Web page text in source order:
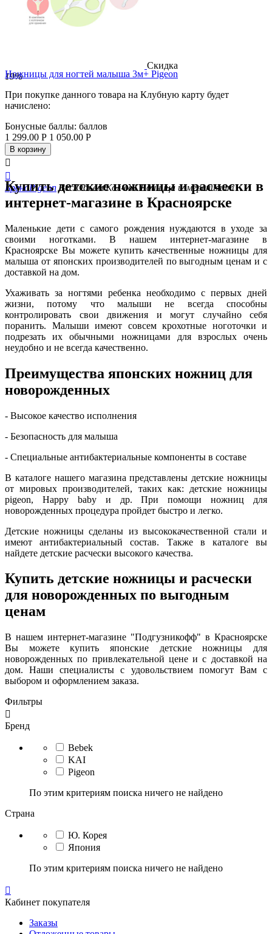
Скидка
19%
Ножницы для ногтей малыша 3м+ Pigeon
При покупке данного товара на Клубную карту будет
начислено:
Бонусные баллы: баллов
1 299.00 Р 1 050.00 Р
В корзину


БрендPigeon Вес/Объем/Кол-во1 Единица измеренияшт
Купить детские ножницы и расчески в
интернет-магазине в Красноярске
Маленькие дети с самого рождения нуждаются в уходе за
своими ноготками. В нашем интернет-магазине в
Красноярске Вы можете купить качественные ножницы для
малыша от японских производителей по выгодным ценам и с
доставкой на дом.
Ухаживать за ногтями ребенка необходимо с первых дней
жизни, потому что малыши не всегда способны
контролировать свои движения и могут случайно себя
поранить. Малыши имеют совсем крохотные ноготочки и
подрезать их обычными ножницами для взрослых очень
неудобно и не всегда качественно.
Преимущества японских ножниц для
новорожденных
- Высокое качество исполнения
- Безопасность для малыша
- Специальные антибактериальные компоненты в составе
В каталоге нашего магазина представлены детские ножницы
от мировых производителей, таких как: детские ножницы
pigeon, Happy baby и др. При помощи ножниц для
новорожденных процедура пройдет быстро и легко.
Детские ножницы сделаны из высококачественной стали и
имеют антибактериальный состав. Также в каталоге вы
найдете детские расчески высокого качества.
Купить детские ножницы и расчески
для новорожденных по выгодным
ценам
В нашем интернет-магазине "Подгузникофф" в Красноярске
Вы можете купить японские детские ножницы для
новорожденных по привлекательной цене и с доставкой на
дом. Наши специалисты с удовольствием помогут Вам с
выбором и оформлением заказа.
Фильтры

Бренд
Bebek
KAI
Pigeon
По этим критериям поиска ничего не найдено
Страна
Ю. Корея
Япония
По этим критериям поиска ничего не найдено

Кабинет покупателя
Заказы